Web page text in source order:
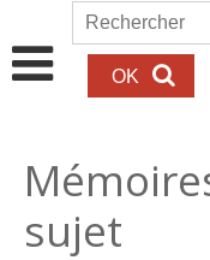
Aller au contenu
Rechercher
sujet